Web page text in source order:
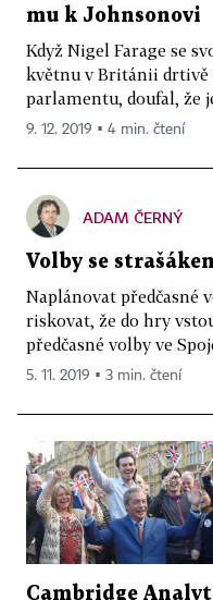
mu k Johnsonovi
Když Nigel Farage se
květnu v Británii drtivě
parlamentu, doufal, že
9. 12. 2019 ▪ 4 min. čtení
ADAM ČERNÝ
Volby se
Naplánovat předčasné
riskovat, že do hry
předčasné volby ve
5. 11. 2019 ▪ 3 min. čtení
Cambridge